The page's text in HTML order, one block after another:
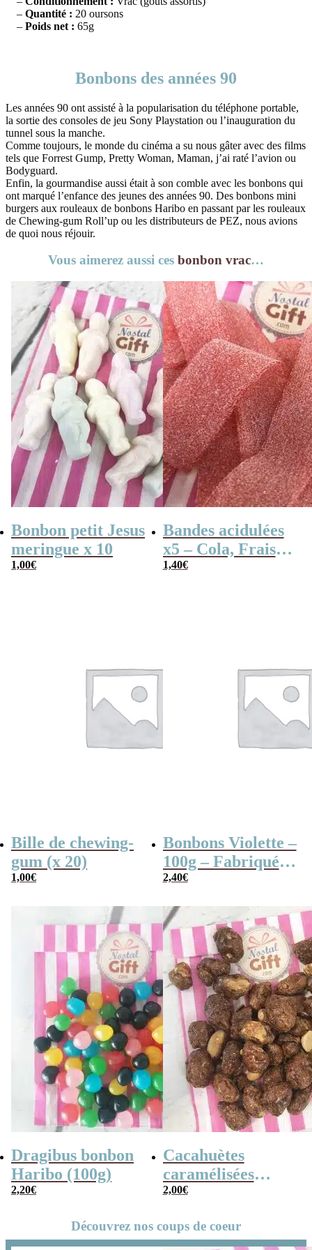
– Quantité : 20 oursons
– Poids net : 65g
Bonbons des années 90
Les années 90 ont assisté à la popularisation du téléphone portable,
la sortie des consoles de jeu Sony Playstation ou l’inauguration du
tunnel sous la manche.
Comme toujours, le monde du cinéma a su nous gâter avec des films
tels que Forrest Gump, Pretty Woman, Maman, j’ai raté l’avion ou
Bodyguard.
Enfin, la gourmandise aussi était à son comble avec les bonbons qui
ont marqué l’enfance des jeunes des années 90. Des bonbons mini
burgers aux rouleaux de bonbons Haribo en passant par les rouleaux
de Chewing-gum Roll’up ou les distributeurs de PEZ, nous avions
de quoi nous réjouir.
Vous aimerez aussi ces bonbon vrac…
Bonbon petit Jesus
meringue x 10
1,00€
Bandes acidulées
x5 – Cola, Fraise,
Framboise,
1,40€
Bille de chewing-
gum (x 20)
1,00€
Bonbons Violette –
100g – Fabriqués
en France
2,40€
Dragibus bonbon
Haribo (100g)
2,20€
Cacahuètes
caramélisées
(chouchou) – 100g
2,00€
Découvrez nos coups de coeur